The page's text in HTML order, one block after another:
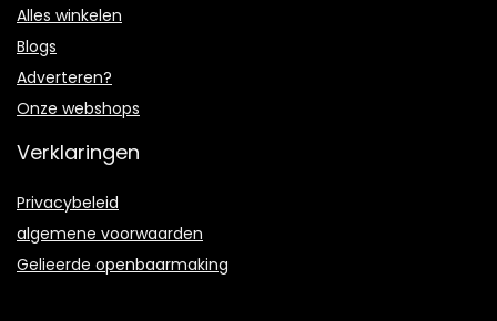
Alles winkelen
Blogs
Adverteren?
Onze webshops
Verklaringen
Privacybeleid
algemene voorwaarden
Gelieerde openbaarmaking